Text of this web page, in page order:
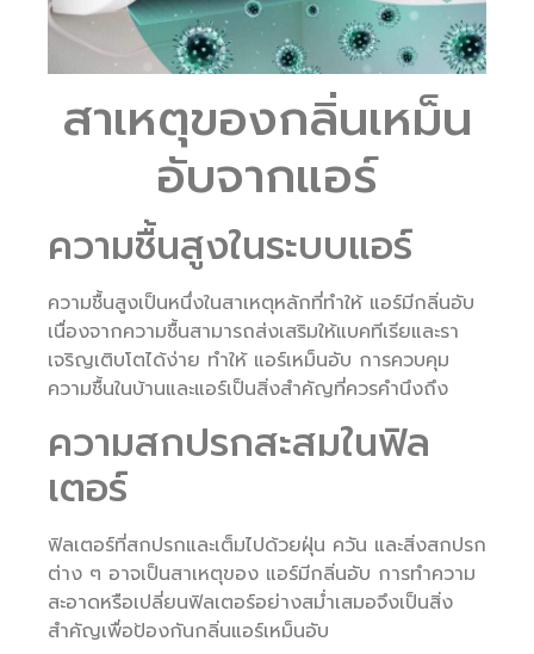
สาเหตุของกลิ่นเหม็น
อับจากแอร์
ความชื้นสูงในระบบแอร์
ความชื้นสูงเป็นหนึ่งในสาเหตุหลักที่ทำให้ แอร์มีกลิ่นอับ
เนื่องจากความชื้นสามารถส่งเสริมให้แบคทีเรียและรา
เจริญเติบโตได้ง่าย ทำให้ แอร์เหม็นอับ การควบคุม
ความชื้นในบ้านและแอร์เป็นสิ่งสำคัญที่ควรคำนึงถึง
ความสกปรกสะสมในฟิล
เตอร์
ฟิลเตอร์ที่สกปรกและเต็มไปด้วยฝุ่น ควัน และสิ่งสกปรก
ต่าง ๆ อาจเป็นสาเหตุของ แอร์มีกลิ่นอับ การทำความ
สะอาดหรือเปลี่ยนฟิลเตอร์อย่างสม่ำเสมอจึงเป็นสิ่ง
สำคัญเพื่อป้องกันกลิ่นแอร์เหม็นอับ